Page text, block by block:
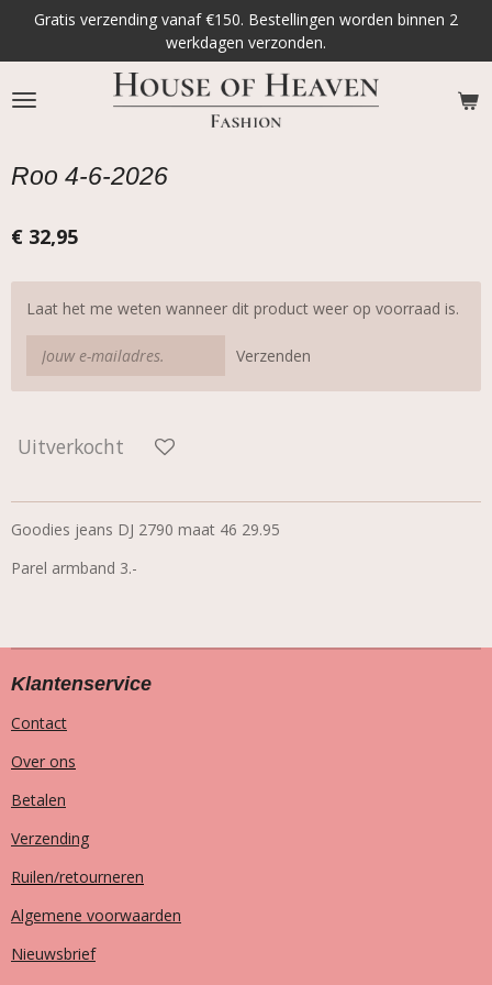
naar
de
hoofdinhoud
Gratis verzending vanaf €150. Bestellingen worden binnen 2
werkdagen verzonden.
Roo 4-6-2026
€ 32,95
Laat het me weten wanneer dit product weer op voorraad is.
Verzenden
Uitverkocht
Goodies jeans DJ 2790 maat 46 29.95
Parel armband 3.-
Klantenservice
Contact
Over ons
Betalen
Verzending
Ruilen/retourneren
Algemene voorwaarden
Nieuwsbrief